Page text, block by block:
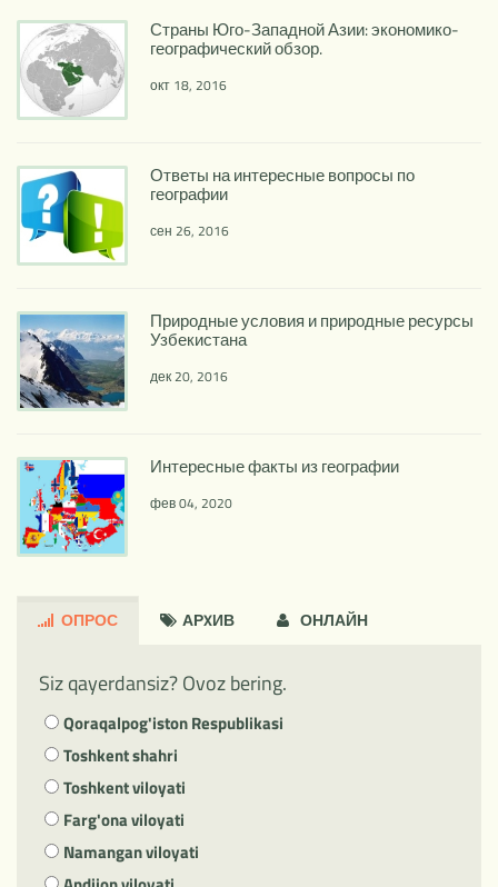
Страны Юго-Западной Азии: экономико-
географический обзор.
окт 18, 2016
Ответы на интересные вопросы по
географии
сен 26, 2016
Природные условия и природные ресурсы
Узбекистана
дек 20, 2016
Интересные факты из географии
фев 04, 2020
ОПРОС АРXИВ ОНЛАЙН
Siz qayerdansiz? Ovoz bering.
Qoraqalpog'iston Respublikasi
Toshkent shahri
Toshkent viloyati
Farg'ona viloyati
Namangan viloyati